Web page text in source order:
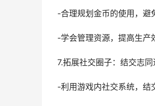
-合理规划金币的使用，避
-学会管理资源，提高生产
7.拓展社交圈子：结交志
-利用游戏内社交系统，结